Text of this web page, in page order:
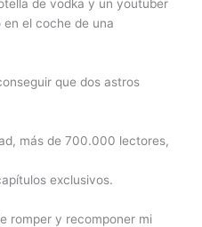
de vodka y un youtuber
el coche de una
que dos astros
más de 700.000 lectores,
exclusivos.
romper y recomponer mi